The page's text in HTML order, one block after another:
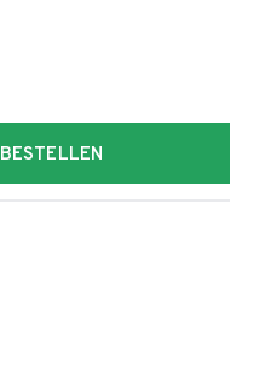
BESTELLEN